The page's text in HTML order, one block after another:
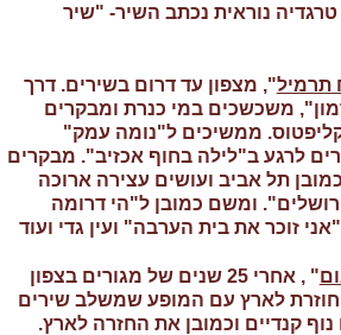
טרגדיה נוראית נכתב השיר- "שיר
תרמיל", מצפון עד דרום בשירים. דרך
משכשכים במי כנרת ומבקרים
ממשיכים ל"נומה עמק"
לרגע ב"לילה בחוף אכזיב". מבקרים
תל אביב ועושים עצירה ארוכה
ומשם כמובן ל"הי דרומה
זוכר את בית הערבה" ועין גדי ועוד
" , אחרי 25 שנים של מגורים בצפון
חוזרת לארץ עם המופע שמשלב שירים
קנדיים וכמובן את החזרה לארץ.